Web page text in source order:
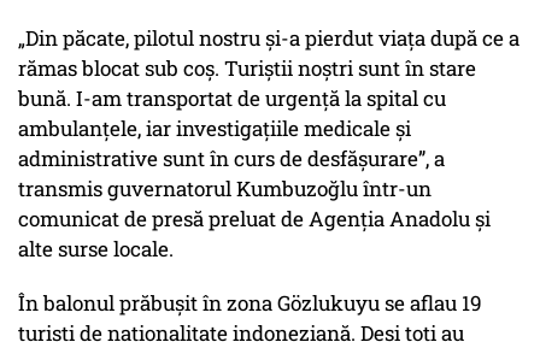
„Din păcate, pilotul nostru și-a pierdut viața după ce a
rămas blocat sub coș. Turiștii noștri sunt în stare
bună. I-am transportat de urgență la spital cu
ambulanțele, iar investigațiile medicale și
administrative sunt în curs de desfășurare”, a
transmis guvernatorul Kumbuzoğlu într-un
comunicat de presă preluat de Agenția Anadolu și
alte surse locale.
În balonul prăbușit în zona Gözlukuyu se aflau 19
turiști de naționalitate indoneziană. Deși toți au